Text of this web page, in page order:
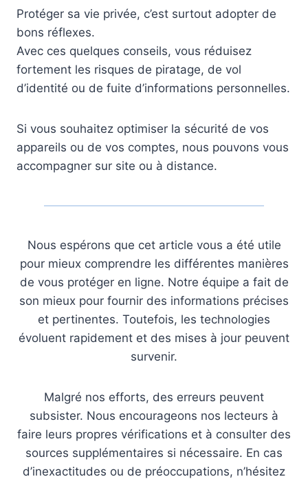
Protéger sa vie privée, c’est surtout adopter de
bons réflexes.
Avec ces quelques conseils, vous réduisez
fortement les risques de piratage, de vol
d’identité ou de fuite d’informations personnelles.
Si vous souhaitez optimiser la sécurité de vos
appareils ou de vos comptes, nous pouvons vous
accompagner sur site ou à distance.
Nous espérons que cet article vous a été utile
pour mieux comprendre les différentes manières
de vous protéger en ligne. Notre équipe a fait de
son mieux pour fournir des informations précises
et pertinentes. Toutefois, les technologies
évoluent rapidement et des mises à jour peuvent
survenir.
Malgré nos efforts, des erreurs peuvent
subsister. Nous encourageons nos lecteurs à
faire leurs propres vérifications et à consulter des
sources supplémentaires si nécessaire. En cas
d’inexactitudes ou de préoccupations, n’hésitez